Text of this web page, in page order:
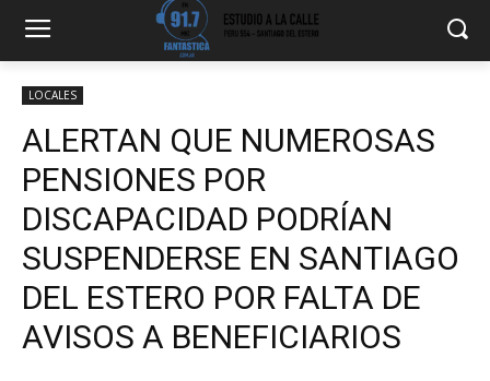
LOCALES
ALERTAN QUE NUMEROSAS
PENSIONES POR
DISCAPACIDAD PODRÍAN
SUSPENDERSE EN SANTIAGO
DEL ESTERO POR FALTA DE
AVISOS A BENEFICIARIOS